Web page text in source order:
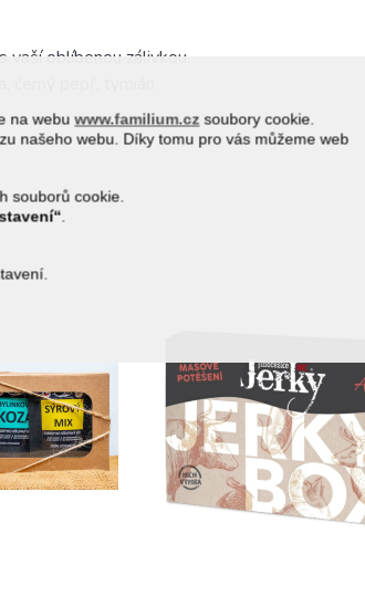
na webuwww.familium.czsoubory cookie.
našeho webu. Díky tomu pro vás můžeme web
souborů cookie.
.
vaší oblíbenou zálivkou.
pepř, tymián